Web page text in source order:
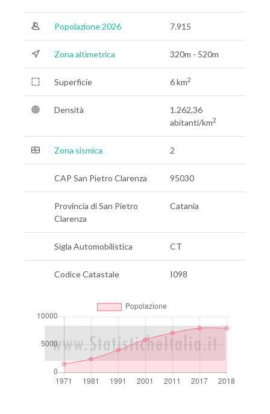
Popolazione 2026 7.915
Zona altimetrica 320m - 520m
Superficie 6 km2
Densità
1.262,36
abitanti/km2
Zona sismica 2
CAP San Pietro Clarenza 95030
Provincia di San Pietro
Clarenza
Catania
Sigla Automobilistica CT
Codice Catastale I098